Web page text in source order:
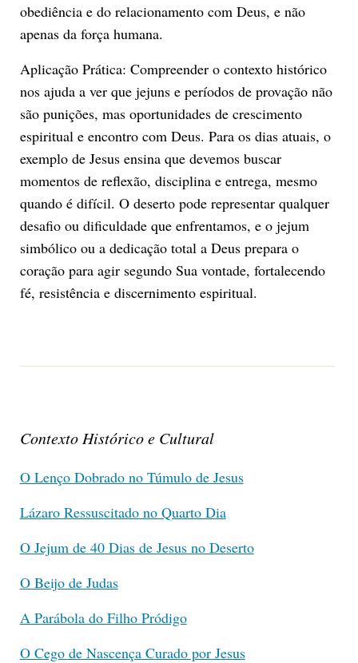
obediência e do relacionamento com Deus, e não
apenas da força humana.
Aplicação Prática: Compreender o contexto histórico
nos ajuda a ver que jejuns e períodos de provação não
são punições, mas oportunidades de crescimento
espiritual e encontro com Deus. Para os dias atuais, o
exemplo de Jesus ensina que devemos buscar
momentos de reflexão, disciplina e entrega, mesmo
quando é difícil. O deserto pode representar qualquer
desafio ou dificuldade que enfrentamos, e o jejum
simbólico ou a dedicação total a Deus prepara o
coração para agir segundo Sua vontade, fortalecendo
fé, resistência e discernimento espiritual.
Contexto Histórico e Cultural
O Lenço Dobrado no Túmulo de Jesus
Lázaro Ressuscitado no Quarto Dia
O Jejum de 40 Dias de Jesus no Deserto
O Beijo de Judas
A Parábola do Filho Pródigo
O Cego de Nascença Curado por Jesus